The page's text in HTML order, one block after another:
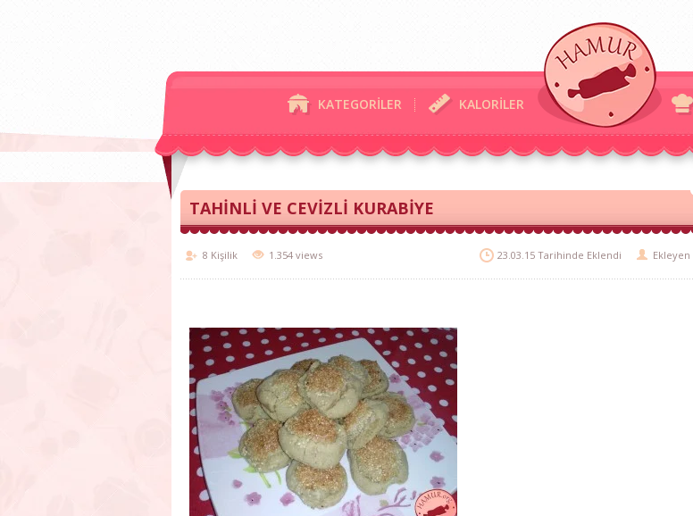
KATEGORİLER KALORİLER
TAHİNLİ VE CEVİZLİ KURABİYE
8 Kişilik 1.354 views Ekleyen
23.03.15 Tarihinde Eklendi